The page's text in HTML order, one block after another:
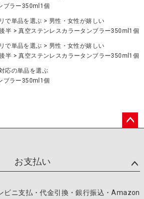
ブラー350ml1個
で単品を選ぶ
男性・女性が嬉しい
半 真空ステンレスカラータンブラー350ml1個
で単品を選ぶ
男性・女性が嬉しい
半 真空ステンレスカラータンブラー350ml1個
応の単品を選ぶ
ブラー350ml1個
お支払い
ビニ支払・代金引換・銀行振込・Amazon